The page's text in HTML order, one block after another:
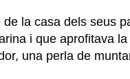
de la casa dels seus
i que aprofitava
una perla de